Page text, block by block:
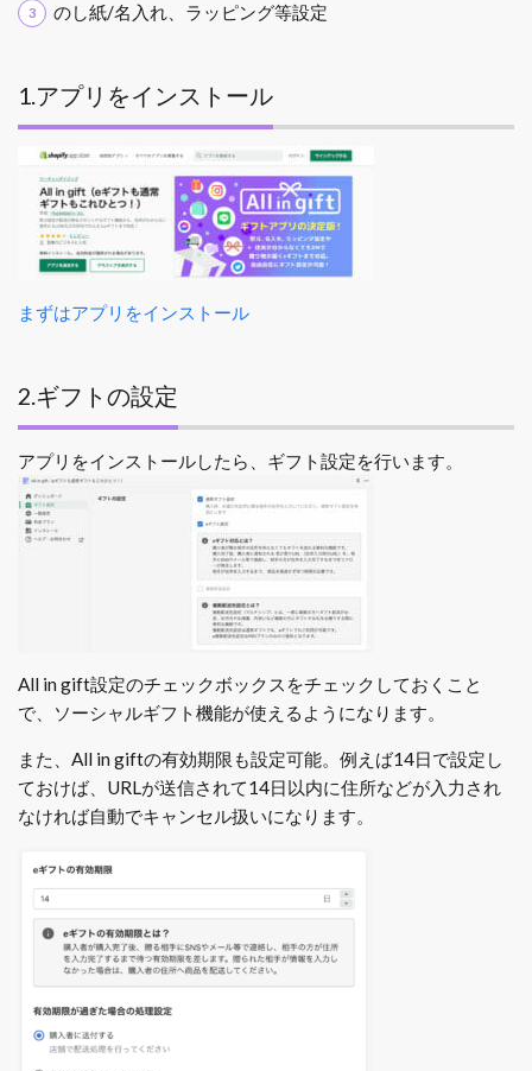
のし紙/名入れ、ラッピング等設定
1.アプリをインストール
まずはアプリをインストール
2.ギフトの設定
アプリをインストールしたら、ギフト設定を行います。
All in gift設定のチェックボックスをチェックしておくこと
で、ソーシャルギフト機能が使えるようになります。
また、All in giftの有効期限も設定可能。例えば14日で設定し
ておけば、URLが送信されて14日以内に住所などが入力され
なければ自動でキャンセル扱いになります。